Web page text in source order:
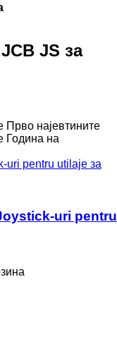
JS за
Прво најевтините
Година на
uri pentru